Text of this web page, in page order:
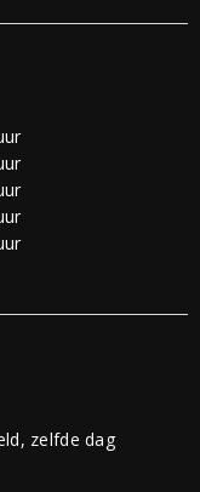
zelfde dag